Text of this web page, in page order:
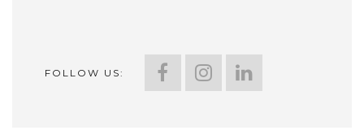
FOLLOW US: